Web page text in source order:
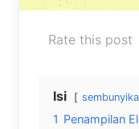
Rate this post
Isi
1 Penampilan